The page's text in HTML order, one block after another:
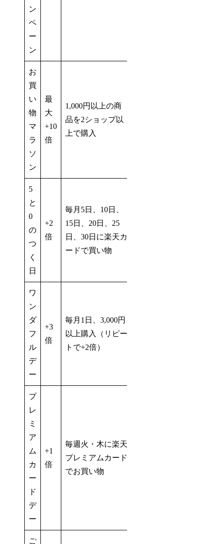
ン
ペ
ー
ン
お
買
い
物
マ
ラ
ソ
ン
最
大
+10
倍
1,000円以上の商
品を2ショップ以
上で購入
5
と
0
の
つ
く
日
+2
倍
毎月5日、10日、
15日、20日、25
日、30日に楽天カ
ードで買い物
ワ
ン
ダ
フ
ル
デ
ー
+3
倍
毎月1日、3,000円
以上購入（リピー
トで+2倍）
プ
レ
ミ
ア
ム
カ
ー
ド
デ
ー
+1
倍
毎週火・木に楽天
プレミアムカード
でお買い物
ご